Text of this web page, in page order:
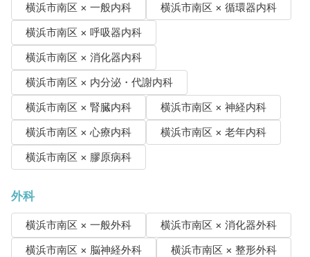
横浜市南区 × 一般内科
横浜市南区 × 循環器内科
横浜市南区 × 呼吸器内科
横浜市南区 × 消化器内科
横浜市南区 × 内分泌・代謝内科
横浜市南区 × 腎臓内科
横浜市南区 × 神経内科
横浜市南区 × 心療内科
横浜市南区 × 老年内科
横浜市南区 × 膠原病科
外科
横浜市南区 × 一般外科
横浜市南区 × 消化器外科
横浜市南区 × 脳神経外科
横浜市南区 × 整形外科